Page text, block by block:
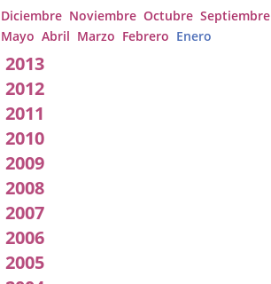
Diciembre Noviembre Octubre Septiembre
Mayo Abril Marzo Febrero Enero
2013
2012
2011
2010
2009
2008
2007
2006
2005